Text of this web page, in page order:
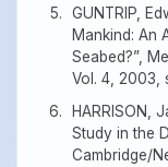
GUNTRIP,
Mankind: An
Seabed?”,
Vol. 4, 2003,
HARRISON,
Study in the
Cambridge/